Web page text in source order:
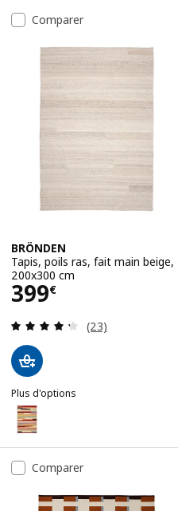
5 étoiles. Nombre total de
Comparer
BRÖNDEN
Tapis, poils ras, fait main beige,
200x300 cm
399€
Prix 399€
Révision: 4.3
(23)
Plus d'options
BRÖNDEN
Option : BRÖNDEN, Tapis,
Option : BRÖNDEN, Tapis,
Option : BRÖNDEN, Tapis,
Comparer